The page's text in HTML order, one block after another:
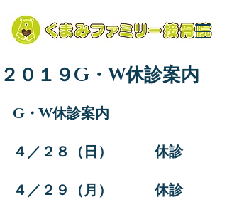
２０１９G・W休診案内
G・W休診案内
４／２８（日）　　　休診
４／２９（月）　　　休診